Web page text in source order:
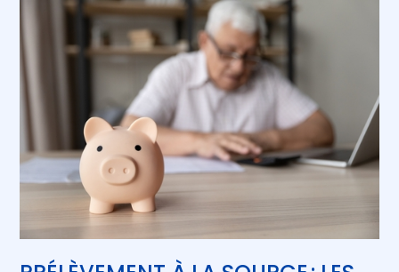
Créer et reprendre une activité
Gérer votre quotidien
Piloter votre entreprise
Développer votre entreprise
Construire votre patrimoine
Piloter votre gestion
Suivre votre comptabilité
Gérer vos ressources humaines